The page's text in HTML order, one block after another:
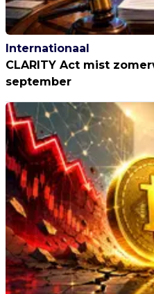
Internationaal
CLARITY Act mist
september